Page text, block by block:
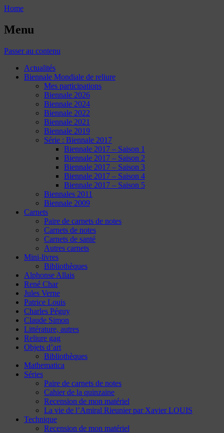
Home
Menu
Passer au contenu
Actualités
Biennale Mondiale de reliure
Mes participations
Biennale 2026
Biennale 2024
Biennale 2022
Biennale 2021
Biennale 2019
Série : Biennale 2017
Biennale 2017 – Saison 1
Biennale 2017 – Saison 2
Biennale 2017 – Saison 3
Biennale 2017 – Saison 4
Biennale 2017 – Saison 5
Biennales 2011
Biennale 2009
Carnets
Paire de carnets de notes
Carnets de notes
Carnets de santé
Autres carnets
Mini-livres
Bibliothèques
Alphonse Allais
René Char
Jules Verne
Patrice Louis
Charles Péguy
Claude Simon
Littérature, autres
Reliure gag
Objets d’art
Bibliothèques
Mathematica
Séries
Paire de carnets de notes
Cahier de la quinzaine
Recension de mon matériel
La vie de l’Amiral Rieunier par Xavier LOUIS
Technique
Recension de mon matériel